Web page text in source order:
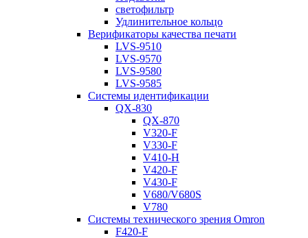
светофильтр
Удлинительное кольцо
Верификаторы качества печати
LVS-9510
LVS-9570
LVS-9580
LVS-9585
Системы идентификации
QX-830
QX-870
V320-F
V330-F
V410-H
V420-F
V430-F
V680/V680S
V780
Системы технического зрения Omron
F420-F